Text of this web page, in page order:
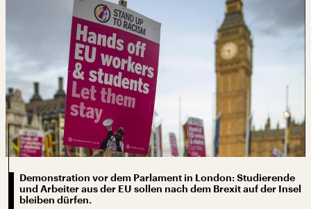
Demonstration vor dem Parlament in London: Studierende
und Arbeiter aus der EU sollen nach dem Brexit auf der Insel
bleiben dürfen.